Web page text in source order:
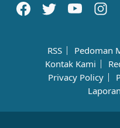
RSS Pedoman
Kontak Kami
Privacy Policy